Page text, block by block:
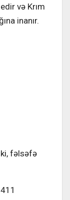
və Krım
inanır.
fəlsəfə